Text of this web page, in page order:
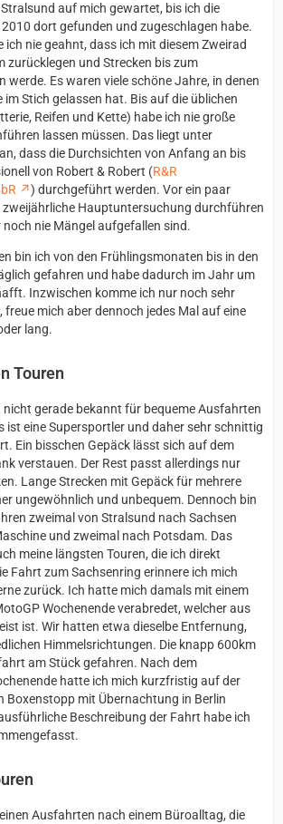
auf mich gewartet, bis ich die
dort gefunden und zugeschlagen habe.
ich nie geahnt, dass ich mit diesem Zweirad
zurücklegen und Strecken bis zum
werde. Es waren viele schöne Jahre, in denen
im Stich gelassen hat. Bis auf die üblichen
Reifen und Kette) habe ich nie große
lassen müssen. Das liegt unter
dass die Durchsichten von Anfang an bis
von Robert & Robert (R&R
) durchgeführt werden. Vor ein paar
zweijährliche Hauptuntersuchung durchführen
noch nie Mängel aufgefallen sind.
bin ich von den Frühlingsmonaten bis in den
gefahren und habe dadurch im Jahr um
Inzwischen komme ich nur noch sehr
freue mich aber dennoch jedes Mal auf eine
lang.
Touren
nicht gerade bekannt für bequeme Ausfahrten
ist eine Supersportler und daher sehr schnittig
Ein bisschen Gepäck lässt sich auf dem
verstauen. Der Rest passt allerdings nur
Lange Strecken mit Gepäck für mehrere
ungewöhnlich und unbequem. Dennoch bin
zweimal von Stralsund nach Sachsen
und zweimal nach Potsdam. Das
meine längsten Touren, die ich direkt
Fahrt zum Sachsenring erinnere ich mich
zurück. Ich hatte mich damals mit einem
Wochenende verabredet, welcher aus
ist. Wir hatten etwa dieselbe Entfernung,
Himmelsrichtungen. Die knapp 600km
am Stück gefahren. Nach dem
hatte ich mich kurzfristig auf der
Boxenstopp mit Übernachtung in Berlin
Beschreibung der Fahrt habe ich
Ausfahrten nach einem Büroalltag, die